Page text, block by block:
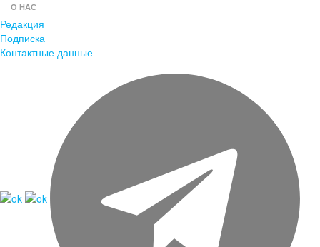
О НАС
Редакция
Подписка
Контактные данные